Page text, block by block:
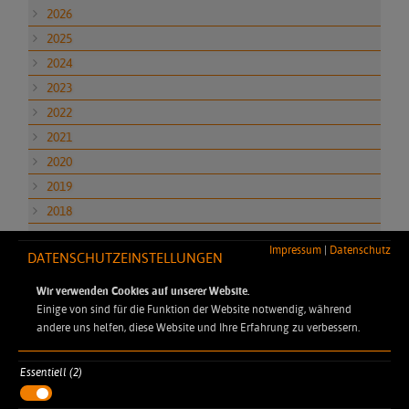
Impressum | Datenschutz
DATENSCHUTZEINSTELLUNGEN
Wir verwenden Cookies auf unserer Website.
Einige von sind für die Funktion der Website notwendig, während
andere uns helfen, diese Website und Ihre Erfahrung zu verbessern.
Essentiell (2)
2026
2025
2024
2023
2022
2021
2020
2019
2018
2017
2016
2015